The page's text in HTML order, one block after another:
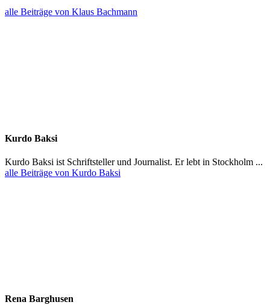
alle Beiträge von Klaus Bachmann
Kurdo Baksi
Kurdo Baksi ist Schrift­steller und Journalist. Er lebt in Stockholm ...
alle Beiträge von Kurdo Baksi
Rena Barghusen